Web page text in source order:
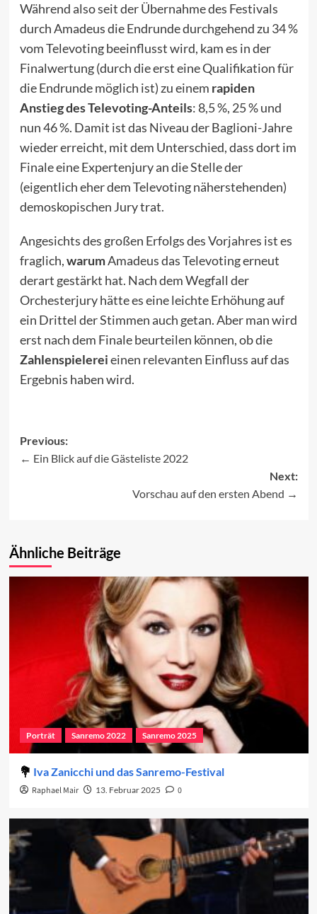
Während also seit der Übernahme des Festivals
durch Amadeus die Endrunde durchgehend zu 34 %
vom Televoting beeinflusst wird, kam es in der
Finalwertung (durch die erst eine Qualifikation für
die Endrunde möglich ist) zu einem rapiden
Anstieg des Televoting-Anteils: 8,5 %, 25 % und
nun 46 %. Damit ist das Niveau der Baglioni-Jahre
wieder erreicht, mit dem Unterschied, dass dort im
Finale eine Expertenjury an die Stelle der
(eigentlich eher dem Televoting näherstehenden)
demoskopischen Jury trat.
Angesichts des großen Erfolgs des Vorjahres ist es
fraglich,warumAmadeus das Televoting erneut
derart gestärkt hat. Nach dem Wegfall der
Orchesterjury hätte es eine leichte Erhöhung auf
ein Drittel der Stimmen auch getan. Aber man wird
erst nach dem Finale beurteilen können, ob die
Zahlenspielereieinen relevanten Einfluss auf das
Ergebnis haben wird.
Post
Previous:
Ein Blick auf die Gästeliste 2022
Next:
Vorschau auf den ersten Abend
Ähnliche Beiträge
Porträt Sanremo 2022 Sanremo 2025
Iva Zanicchi und das Sanremo-Festival
Raphael Mair 13. Februar 2025 0